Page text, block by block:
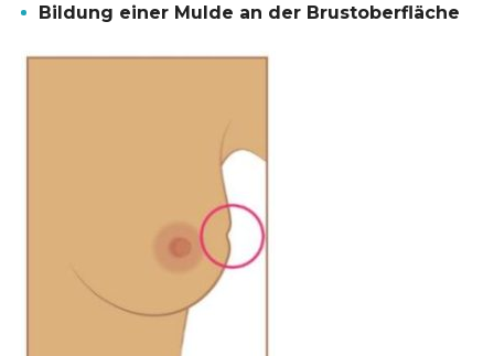
Bildung einer Mulde an der Brustoberfläche